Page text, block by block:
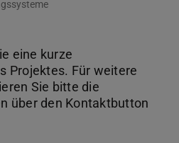
eine kurze
Projektes. Für weitere
Sie bitte die
über den Kontaktbutton